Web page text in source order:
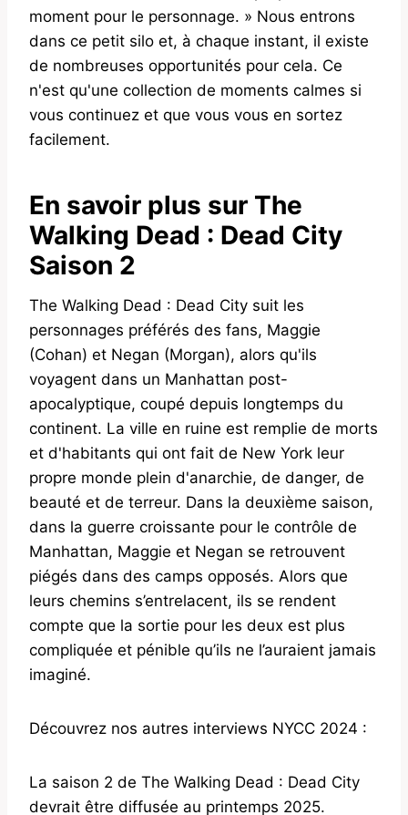
moment pour le personnage. » Nous entrons
dans ce petit silo et, à chaque instant, il existe
de nombreuses opportunités pour cela. Ce
n'est qu'une collection de moments calmes si
vous continuez et que vous vous en sortez
facilement.
En savoir plus sur The
Walking Dead : Dead City
Saison 2
The Walking Dead : Dead City suit les
personnages préférés des fans, Maggie
(Cohan) et Negan (Morgan), alors qu'ils
voyagent dans un Manhattan post-
apocalyptique, coupé depuis longtemps du
continent. La ville en ruine est remplie de morts
et d'habitants qui ont fait de New York leur
propre monde plein d'anarchie, de danger, de
beauté et de terreur. Dans la deuxième saison,
dans la guerre croissante pour le contrôle de
Manhattan, Maggie et Negan se retrouvent
piégés dans des camps opposés. Alors que
leurs chemins s’entrelacent, ils se rendent
compte que la sortie pour les deux est plus
compliquée et pénible qu’ils ne l’auraient jamais
imaginé.
Découvrez nos autres interviews NYCC 2024 :
La saison 2 de The Walking Dead : Dead City
devrait être diffusée au printemps 2025.